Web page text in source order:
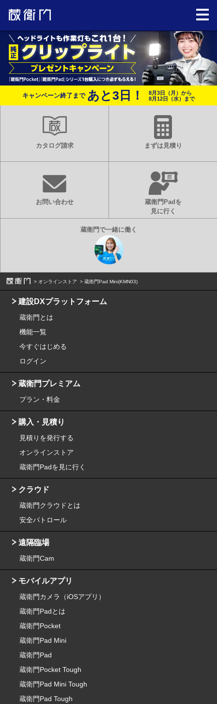
キャンペーン終了まで あと3 日！
8月3日（月）から
8月12日（水）まで
カタログ請求 まずは見積り
お問い合わせ
蔵衛門Padを
見に行く
オンラインストア 蔵衛門Pad Mini(KMN03)
建設DXプラットフォーム
蔵衛門とは
機能一覧
今すぐはじめる
ログイン
蔵衛門プレミアム
プラン・料金
購入・見積り
見積りを発行する
オンラインストア
蔵衛門Padを見に行く
クラウド
蔵衛門クラウドとは
安全パトロール
遠隔臨場
蔵衛門Cam
モバイルアプリ
蔵衛門カメラ（iOSアプリ）
蔵衛門Padとは
蔵衛門Pocket
蔵衛門Pad Mini
蔵衛門Pad
蔵衛門Pocket Tough
蔵衛門Pad Mini Tough
蔵衛門Pad Tough